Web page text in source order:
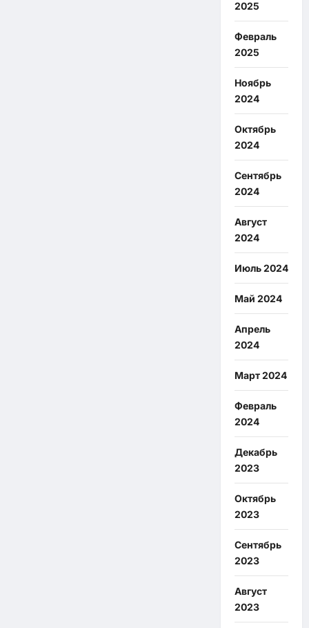
2025
Февраль
2025
Ноябрь
2024
Октябрь
2024
Сентябрь
2024
Август
2024
Июль 2024
Май 2024
Апрель
2024
Март 2024
Февраль
2024
Декабрь
2023
Октябрь
2023
Сентябрь
2023
Август
2023